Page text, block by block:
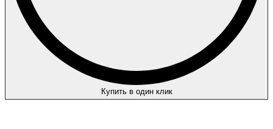
Купить в один клик